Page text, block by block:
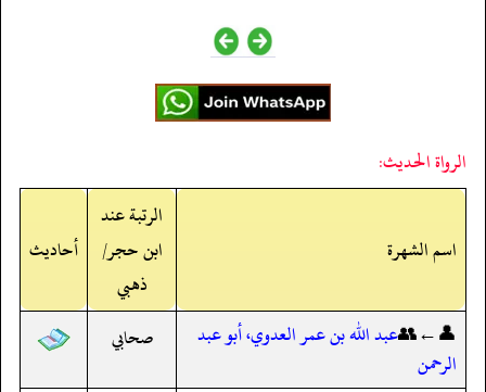
الرواة الحديث:
اسم الشهرة
الرتبة عند
ابن حجر/
ذهبي
أحاديث
👤←👥عبد الله بن عمر العدوي، أبو عبد
الرحمن
صحابي